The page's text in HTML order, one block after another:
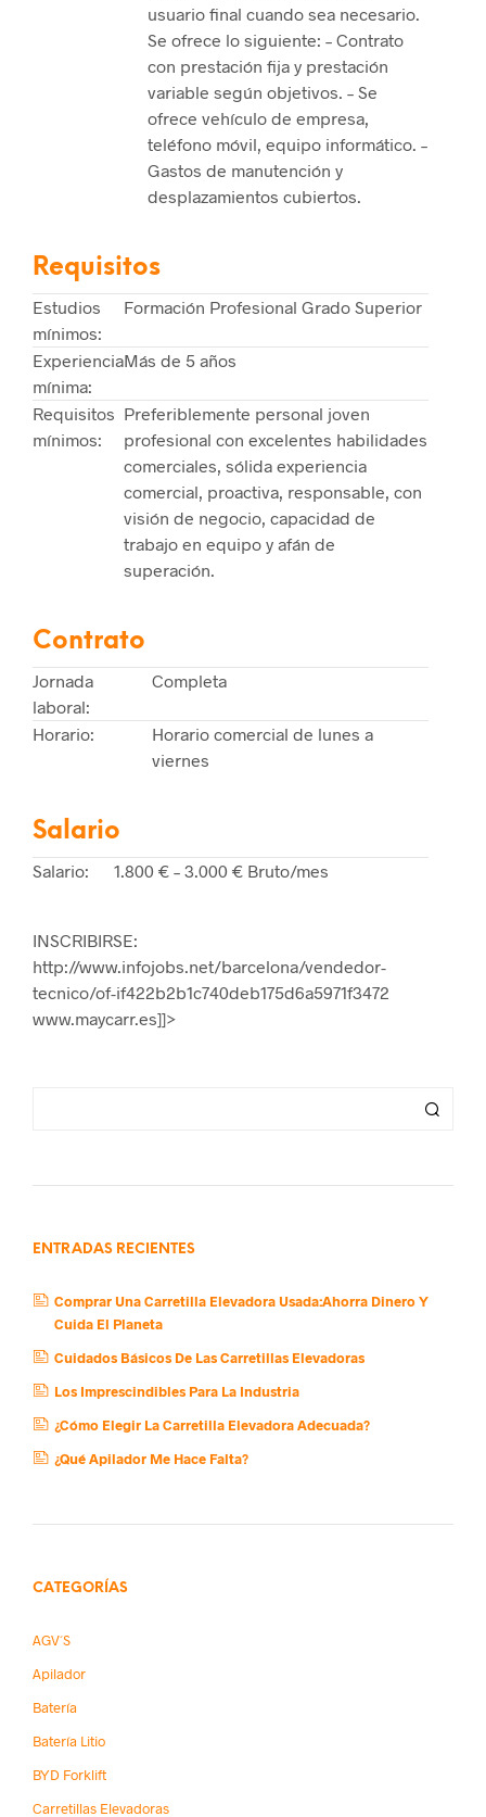
usuario final cuando sea necesario.
Se ofrece lo siguiente: – Contrato
con prestación fija y prestación
variable según objetivos. – Se
ofrece vehículo de empresa,
teléfono móvil, equipo informático. –
Gastos de manutención y
desplazamientos cubiertos.
Requisitos
Estudios
mínimos:
Formación Profesional Grado Superior
Experiencia
mínima:
Más de 5 años
Requisitos
mínimos:
Preferiblemente personal joven
profesional con excelentes habilidades
comerciales, sólida experiencia
comercial, proactiva, responsable, con
visión de negocio, capacidad de
trabajo en equipo y afán de
superación.
Contrato
Jornada
laboral:
Completa
Horario:
Horario comercial de lunes a
viernes
Salario
Salario: 1.800 € – 3.000 € Bruto/mes
INSCRIBIRSE:
http://www.infojobs.net/barcelona/vendedor-
tecnico/of-if422b2b1c740deb175d6a5971f3472
www.maycarr.es]]>
ENTRADAS RECIENTES
Comprar Una Carretilla Elevadora Usada:Ahorra Dinero Y
Cuida El Planeta
Cuidados Básicos De Las Carretillas Elevadoras
Los Imprescindibles Para La Industria
¿Cómo Elegir La Carretilla Elevadora Adecuada?
¿Qué Apilador Me Hace Falta?
CATEGORÍAS
AGV´s
Apilador
Batería
Batería Litio
BYD Forklift
Carretillas Elevadoras